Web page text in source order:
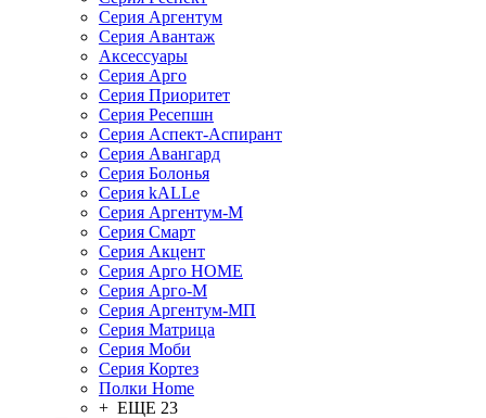
Серия Аргентум
Серия Авантаж
Аксессуары
Серия Арго
Серия Приоритет
Серия Ресепшн
Серия Аспект-Аспирант
Серия Авангард
Серия Болонья
Серия kALLe
Серия Аргентум-М
Серия Смарт
Серия Акцент
Серия Арго HOME
Серия Арго-М
Серия Аргентум-МП
Серия Матрица
Серия Моби
Серия Кортез
Полки Home
+ ЕЩЕ 23